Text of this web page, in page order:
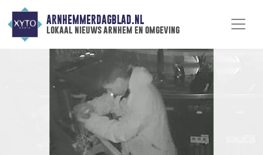
ARNHEMMERDAGBLAD.NL
lokaal nieuws arnhem en omgeving